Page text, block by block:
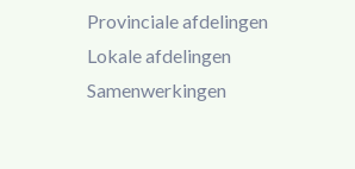
Provinciale afdelingen
Lokale afdelingen
Samenwerkingen